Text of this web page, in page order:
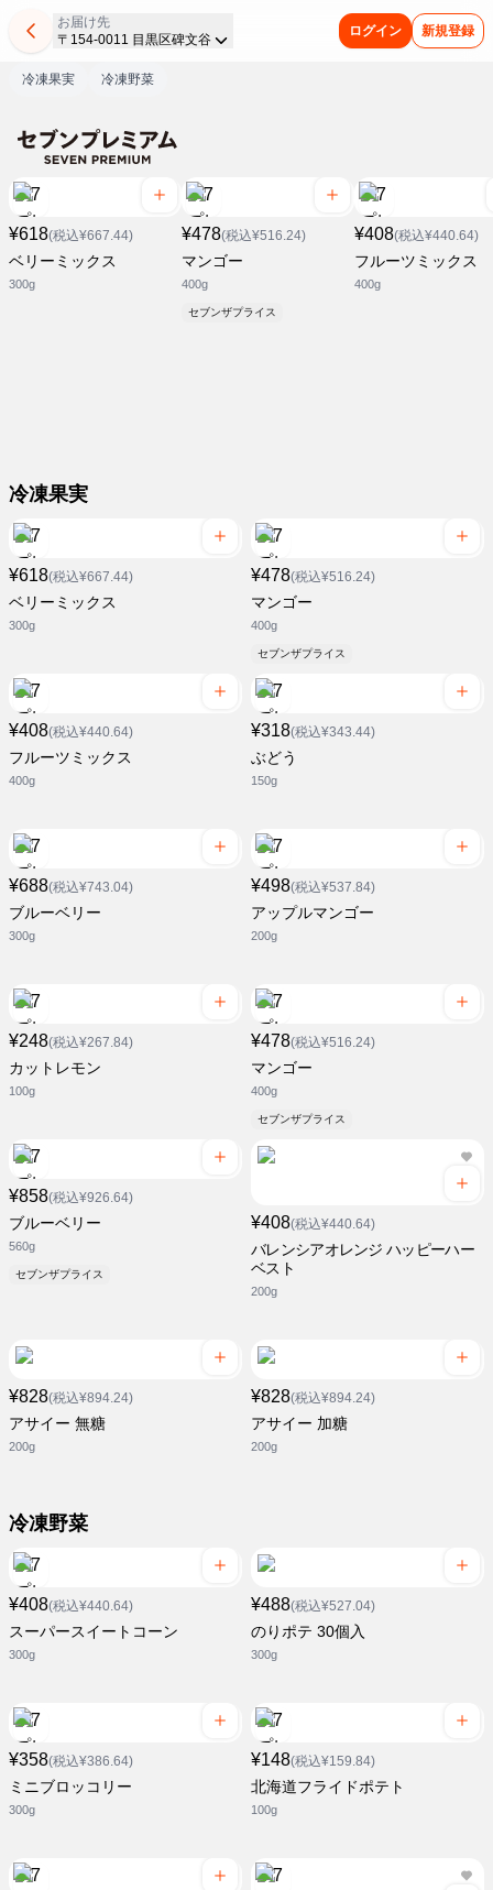
お届け先
〒154-0011 目黒区碑文谷
ログイン 新規登録
冷凍果実 冷凍野菜
¥618(税込¥667.44)
ベリーミックス
300g
¥478(税込¥516.24)
マンゴー
400g
セブンザプライス
¥408(税込¥440.64)
フルーツミックス
400g
冷凍果実
¥618(税込¥667.44)
ベリーミックス
300g
¥478(税込¥516.24)
マンゴー
400g
セブンザプライス
¥408(税込¥440.64)
フルーツミックス
400g
¥318(税込¥343.44)
ぶどう
150g
¥688(税込¥743.04)
ブルーベリー
300g
¥498(税込¥537.84)
アップルマンゴー
200g
¥248(税込¥267.84)
カットレモン
100g
¥478(税込¥516.24)
マンゴー
400g
セブンザプライス
¥858(税込¥926.64)
ブルーベリー
560g
セブンザプライス
¥408(税込¥440.64)
バレンシアオレンジ ハッピーハー
ベスト
200g
¥828(税込¥894.24)
アサイー 無糖
200g
¥828(税込¥894.24)
アサイー 加糖
200g
冷凍野菜
¥408(税込¥440.64)
スーパースイートコーン
300g
¥488(税込¥527.04)
のりポテ 30個入
300g
¥358(税込¥386.64)
ミニブロッコリー
300g
¥148(税込¥159.84)
北海道フライドポテト
100g